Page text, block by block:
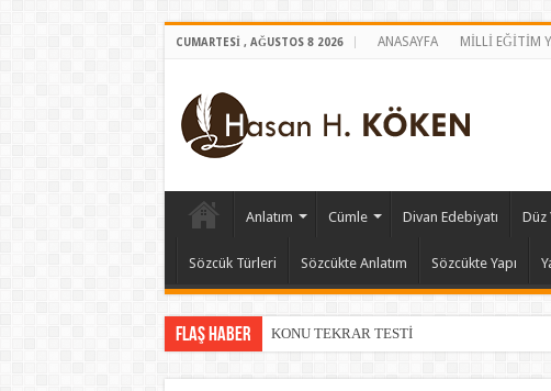
CUMARTESI , AĞUSTOS 8 2026 ANASAYFA MİLLİ EĞİTİM
Anlatım Cümle Divan Edebiyatı Düz
Sözcük Türleri Sözcükte Anlatım Sözcükte Yapı
Flaş Haber KONU TEKRAR TESTİ